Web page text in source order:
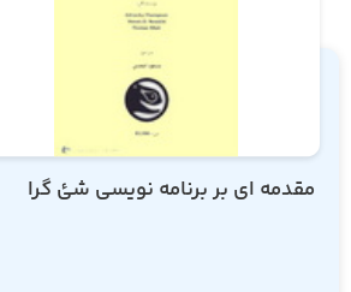
مقدمه ای بر برنامه نویسی شئ گرا